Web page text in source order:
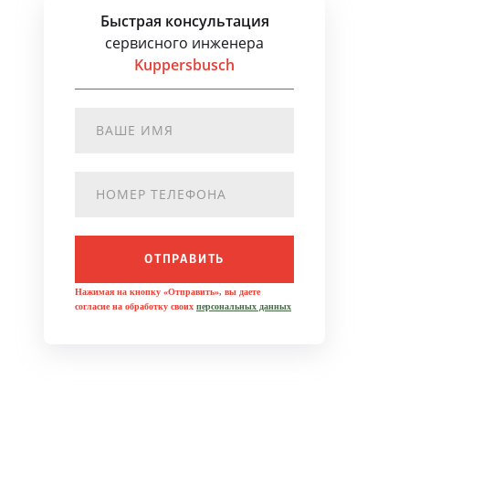
Быстрая консультация
сервисного инженера
Kuppersbusch
ОТПРАВИТЬ
Нажимая на кнопку «Отправить», вы даете
согласие на обработку своих персональных данных